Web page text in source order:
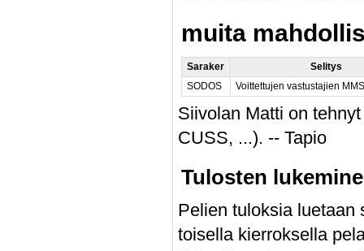
muita
Saraker
Selitys
SODOS
Voittettujen vastustajien
Siivolan Matti on
CUSS, ...). -- Tapio
Tulosten
Pelien tuloksia luetaan
toisella kierroksella